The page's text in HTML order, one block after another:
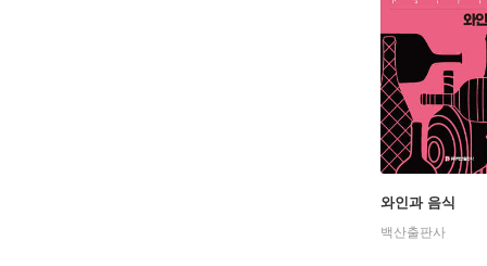
The
와인과 음식
백산출판사